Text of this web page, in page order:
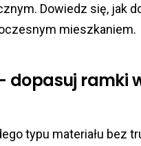
Dowiedz się, jak
mieszkaniem.
dopasuj ramki
typu materiału bez